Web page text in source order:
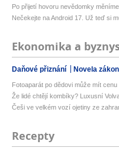
Po přijetí hovoru nevědomky
Nečekejte na Android 17. Už teď si
Ekonomika a
Daňové přiznání Novela
Fotoaparát po dědovi může mít cenu
Že lidé chtějí kombíky? Luxusní
Češi ve velkém vozí ojetiny ze
Recepty